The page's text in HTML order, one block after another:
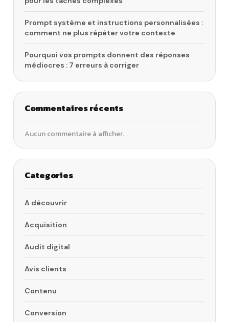
Prompt système et instructions personnalisées :
comment ne plus répéter votre contexte
Pourquoi vos prompts donnent des réponses
médiocres : 7 erreurs à corriger
Commentaires récents
Aucun commentaire à afficher.
Categories
A découvrir
Acquisition
Audit digital
Avis clients
Contenu
Conversion